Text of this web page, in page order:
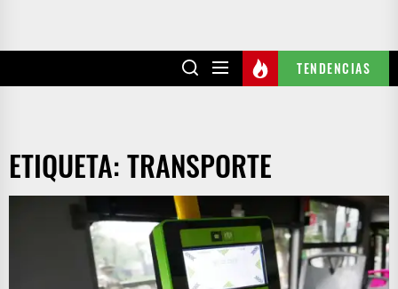
TENDENCIAS
ETIQUETA:TRANSPORTE